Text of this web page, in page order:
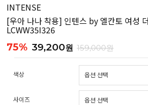
INTENSE
[우아 나나 착용] 인텐스 by 엘칸토 여성
LCWW35I326
75% 39,200원 159,000원
색상
사이즈